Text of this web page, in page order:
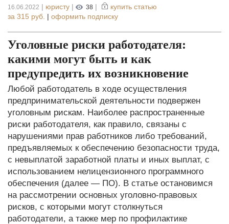
16.06.2022 | юристу | 38 |
купить статью
за 315 руб. | оформить подписку
Уголовные риски работодателя:
какими могут быть и как
предупредить их возникновение
Любой работодатель в ходе осуществления
предпринимательской деятельности подвержен
уголовным рискам. Наиболее распространенные
риски работодателя, как правило, связаны с
нарушениями прав работников либо требований,
предъявляемых к обеспечению безопасности труда,
с невыплатой заработной платы и иных выплат, с
использованием нелицензионного программного
обеспечения (далее — ПО). В статье остановимся
на рассмотрении основных уголовно-правовых
рисков, с которыми могут столкнуться
работодатели, а также мер по профилактике